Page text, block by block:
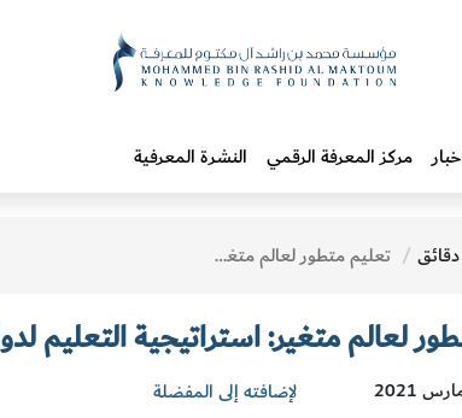
مركز المعرفة الرقمي النشرة المعرفية
تعليم متطور لعالم متغير: استراتيجية التعليم لدولة الإمارات العربية المتحدة
لعالم متغير: استراتيجية التعليم
2021 لإضافته إلى المفضلة